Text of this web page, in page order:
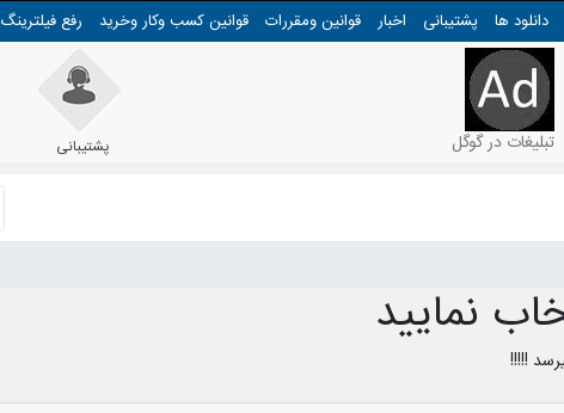
دانلود ها پشتیبانی اخبار قوانین ومقررات قوانین کسب وکار وخرید رفع فیلترینگ
تبلیغات در گوگل پشتیبانی